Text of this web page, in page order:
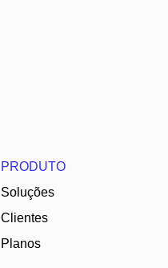
PRODUTO
Soluções
Clientes
Planos